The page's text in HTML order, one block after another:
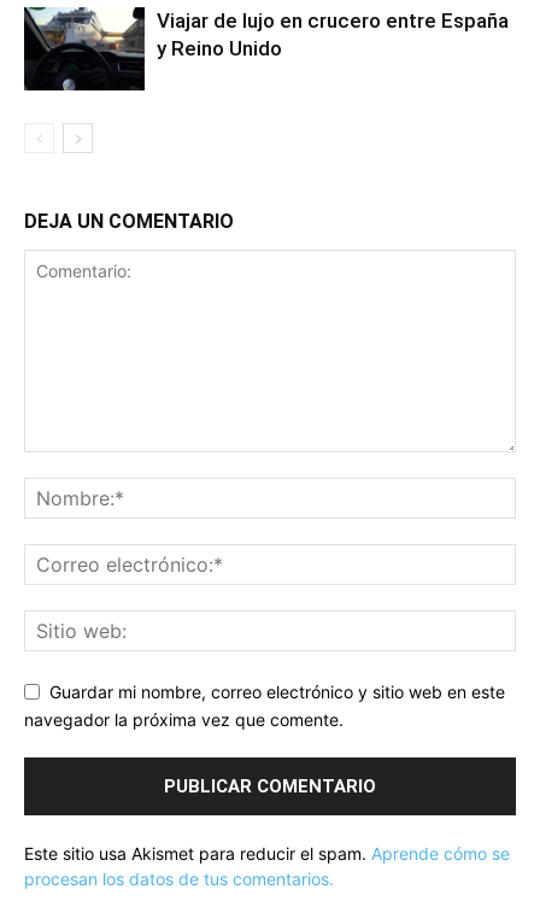
Viajar de lujo en crucero entre España
y Reino Unido
DEJA UN COMENTARIO
Guardar mi nombre, correo electrónico y sitio web en este
navegador la próxima vez que comente.
Este sitio usa Akismet para reducir el spam. Aprende cómo se
procesan los datos de tus comentarios.